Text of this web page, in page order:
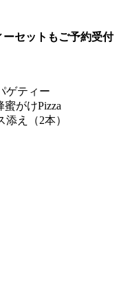
セットもご予約受付
ゲティー
がけPizza
え（2本）